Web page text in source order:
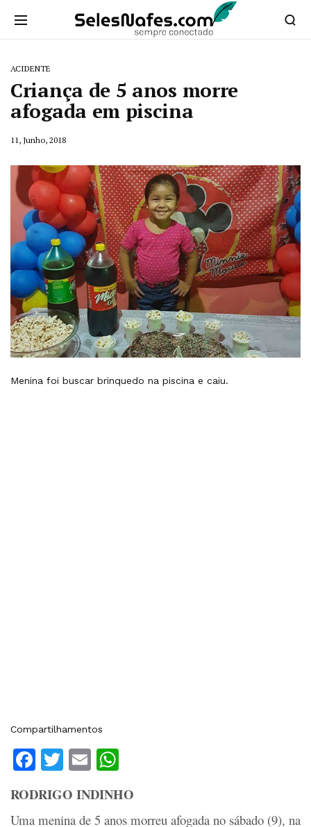
ACIDENTE
Criança de 5 anos morre
afogada em piscina
11, Junho, 2018
Menina foi buscar brinquedo na piscina e caiu.
Compartilhamentos
Facebook
Twitter
Email
RODRIGO INDINHO
Uma menina de 5 anos morreu afogada no sábado (9), na